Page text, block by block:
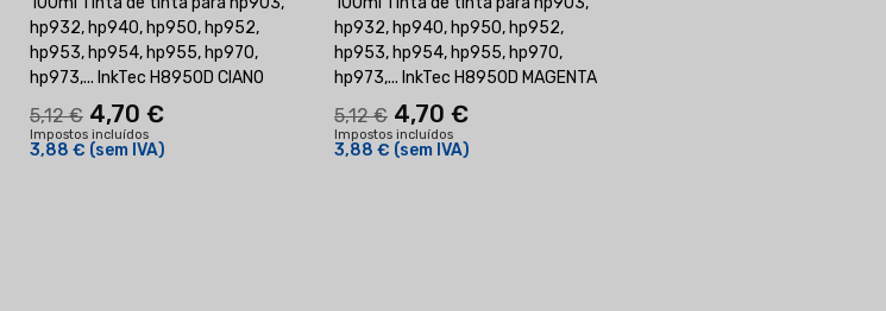
hp932, hp940, hp950, hp952,
hp953, hp954, hp955, hp970,
hp973,... InkTec H8950D CIANO
5,12 € 4,70 €
Impostos incluídos
3,88 € (sem IVA)
hp932, hp940, hp950, hp952,
hp953, hp954, hp955, hp970,
hp973,... InkTec H8950D MAGENTA
5,12 € 4,70 €
Impostos incluídos
3,88 € (sem IVA)